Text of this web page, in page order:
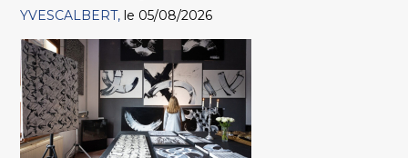
YVESCALBERT le 05/08/2026